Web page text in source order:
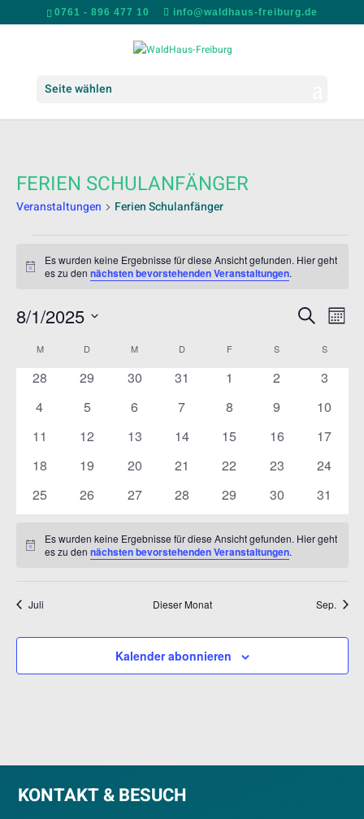
0761 - 896 477 10 info@waldhaus-freiburg.de
Seite wählen
FERIEN SCHULANFÄNGER
Veranstaltungen Ferien Schulanfänger
Hinweis
Es wurden keine Ergebnisse für diese Ansicht gefunden. Hier geht
es zu dennächsten bevorstehenden Veranstaltungen.
SUCHE
UND
SucheMonat
8/1/2025
wählen.
KALENDER
VON
VERANSTALTUNGEN
MMONTAG D DIENSTAGM MITTWOCH
DDONNERSTAG
FFREITAG S SAMSTAGS
0
28
0
29
0
30
0
31
0
1
0
2
0
3
0
4
0
5
0
6
0
7
0
8
0
9
0
10
0
11
0
12
0
13
0
14
0
15
0
16
0
17
0
18
0
19
0
20
0
21
0
22
0
23
0
24
0
25
0
26
0
27
0
28
0
29
0
30
0
31
Hinweis
Es wurden keine Ergebnisse für diese Ansicht gefunden. Hier geht
es zu dennächsten bevorstehenden Veranstaltungen.
Juli Dieser Monat Sep.
Kalender abonnieren
KONTAKT & BESUCH